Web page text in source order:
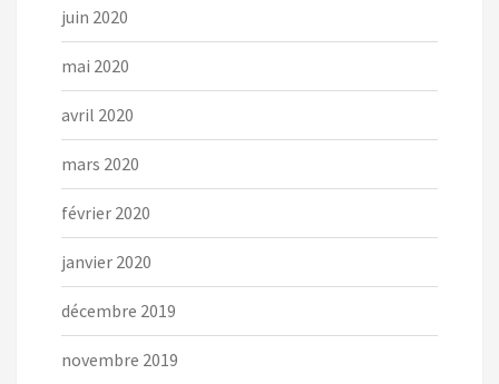
juin 2020
mai 2020
avril 2020
mars 2020
février 2020
janvier 2020
décembre 2019
novembre 2019